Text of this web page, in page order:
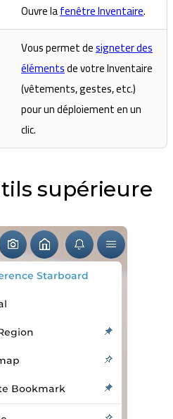
Ouvre lafenêtre Inventaire.
Vous permet designeter des
élémentsde votre Inventaire
(vêtements, gestes, etc.)
pour un déploiement en un
clic.
supérieure